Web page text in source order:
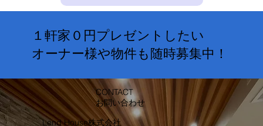
１軒家０円プレゼントしたい
オーナー様や物件も随時募集中！
CONTACT
​お問い合わせ
Lend House株式会社